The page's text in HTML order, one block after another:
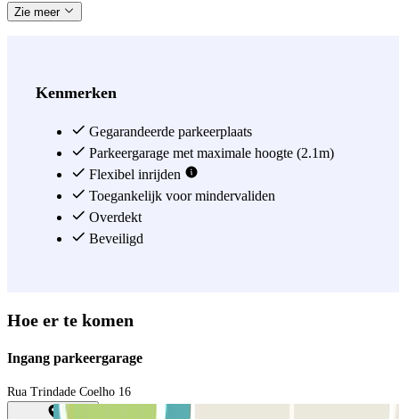
Zie meer
Kenmerken
Gegarandeerde parkeerplaats
Parkeergarage met maximale hoogte (2.1m)
Flexibel inrijden
Toegankelijk voor mindervaliden
Overdekt
Beveiligd
Hoe er te komen
Ingang parkeergarage
Rua Trindade Coelho 16